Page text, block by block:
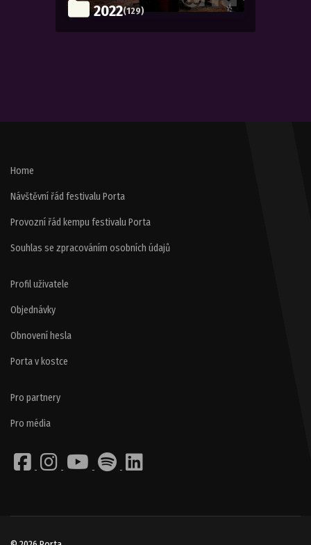
2022(129)
Home
Návštěvní řád festivalu Porta
Provozní řád kempu festivalu Porta
Souhlas se zpracováním osobních údajů
Profil uživatele
Objednávky
Obnovení hesla
Porta v kostce
Pro partnery
Pro média